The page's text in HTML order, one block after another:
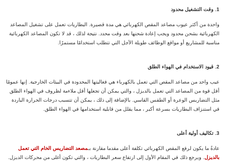
1. وقت التشغيل محدود
واحدة من أكثر عيوب مصاعد المقص الكهربائي هي مدة قصيرة. البطاريات تعمل على تشغيل المصاعد
الكهربائية بشحن محدود ويجب إعادة شحنها بعد وقت محدد. نتيجة لذلك ، قد لا تكون المصاعد الكهربائية
مناسبة للمشاريع أو مواقع الوظائف طويلة الأجل التي تتطلب استخدامًا مستمرًا.
2. قيود الاستخدام في الهواء الطلق
عيب واحد من مصاعد المقص التي تعمل بالكهرباء هي فعاليتها المحدودة في البيئات الخارجية. إنها عمومًا
أقل قوة من المصاعد التي تعمل بالديزل ، والتي يمكن أن تجعلها أقل ملاءمة لظروف في الهواء الطلق
مثل التضاريس الوعرة أو الطقس القاسي. بالإضافة إلى ذلك ، يمكن أن تتسبب درجات الحرارة الباردة
في استنزاف البطاريات بسرعة أكبر ، مما يقلل من قابلية استخدامها في الهواء الطلق.
3. تكاليف أولية أعلى
عادةً ما يكون لرفع المقص الكهربائي تكلفة أعلى مقدما مقارنة بـمصعد التضاريس الخام التي تعمل
بالديزل. ويرجع ذلك في المقام الأول إلى ارتفاع سعر البطاريات ، والتي تكون أغلى من محركات الديزل.